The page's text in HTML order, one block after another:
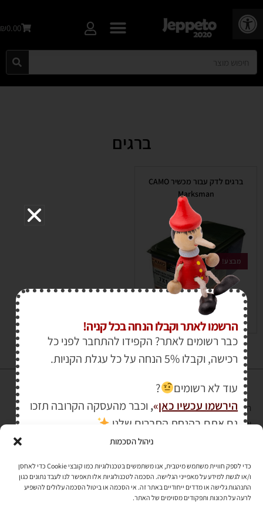
פתח סרגל נגישות
ניהול הסכמות
כדי לספק חוויית משתמש מיטבית, אנו משתמשים בטכנולוגיות כמו קובצי Cookie כדי לאחסן
ו/או לגשת למידע על מאפייני הגלישה. הסכמה לטכנולוגיות אלו תאפשר לנו לעבד נתונים כגון
התנהגות גלישה או מדדים ייחודיים באתר זה. אי הסכמה או ביטול הסכמה עלולים להשפיע
לרעה על תכונות ותפקודים מסוימים של האתר.
₪0.00
ברגים
ברגים לדק עבור מכשיר CAMO
Marksman
מבצע!
–
₪
הרכישה באתר באמצעות כרטיס אשראי מאובטחת במפתח הצפנה EV SSL
והעומד בתקן אבטחה PCI DSS Level-1
לתקנון האתר»
תהיו בקשר
הרשמו לאתר וקבלו הנחה בכל קניה!
כבר רשומים לאתר? הקפידו להתחבר לפני כל
רכישה, וקבלו 5% הנחה על כל עגלת הקניות.
עוד לא רשומים
?
הירשמו עכשיו כאן»
, וכבר מהעסקה הקרובה תזכו
גם אתם בהנחת החברים שלנו